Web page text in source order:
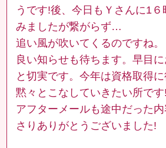
うです!後、今日もＹさんに1
みましたが繋がらず…
追い風が吹いてくるのですね。
良い知らせも待ちます。早目に
と切実です。今年は資格取得
黙々とこなしていきたい所です!
アフターメールも途中だった
さりありがとうございました!